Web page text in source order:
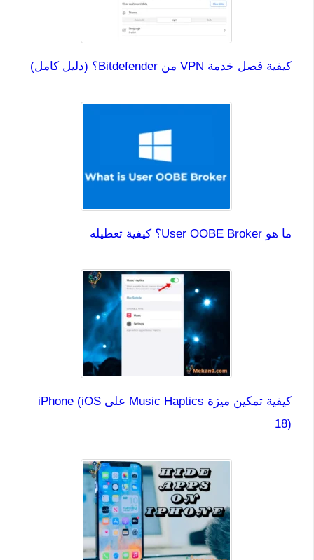
كيفية فصل خدمة VPN من Bitdefender؟ (دليل كامل)
ما هو User OOBE Broker؟ كيفية تعطيله
كيفية تمكين ميزة Music Haptics على iPhone (iOS
18)